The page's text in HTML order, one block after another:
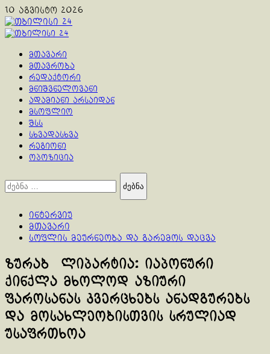
Skip
to
content
10 აგვისტო 2026
Primary
მთავარი
მთავრობა
რედაქტორი
მნიშვნელოვანი
ადამიანი არსაიდან
მსოფლიო
შსს
სხვადასხვა
რეგიონი
ოპოზიცია
ძებნა:
ინტერვიუ
მთავარი
სოფლის მეურნეობა და გარემოს დაცვა
ზურაბ ლიპარტია: იაპონური
ქინქლა მხოლოდ აზიური
ფაროსანას კვერცხებს ანადგურებს
და მოსახლეობისთვის სრულიად
უსაფრთხოა